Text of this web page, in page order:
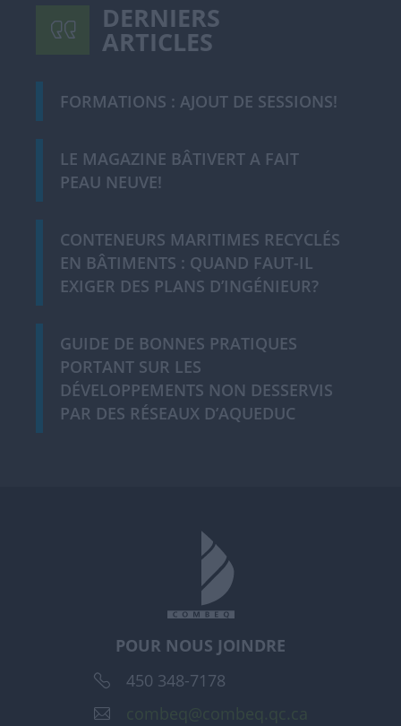
DERNIERS
ARTICLES
FORMATIONS : AJOUT DE SESSIONS!
LE MAGAZINE BÂTIVERT A FAIT
PEAU NEUVE!
CONTENEURS MARITIMES RECYCLÉS
EN BÂTIMENTS : QUAND FAUT-IL
EXIGER DES PLANS D’INGÉNIEUR?
GUIDE DE BONNES PRATIQUES
PORTANT SUR LES
DÉVELOPPEMENTS NON DESSERVIS
PAR DES RÉSEAUX D’AQUEDUC
POUR NOUS JOINDRE
450 348-7178